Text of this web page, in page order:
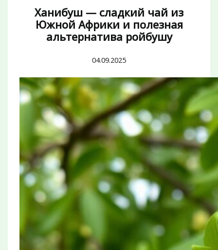
Ханибуш — сладкий чай из
Южной Африки и полезная
альтернатива ройбушу
04.09.2025